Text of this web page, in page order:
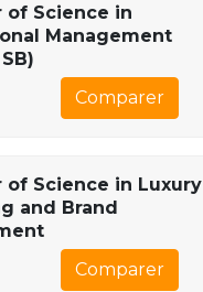
of Science in
Management
Comparer
of Science in Luxury
and Brand
Comparer